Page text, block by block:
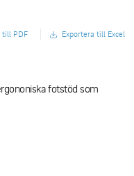
till PDF Exportera till Excel
fotstöd som